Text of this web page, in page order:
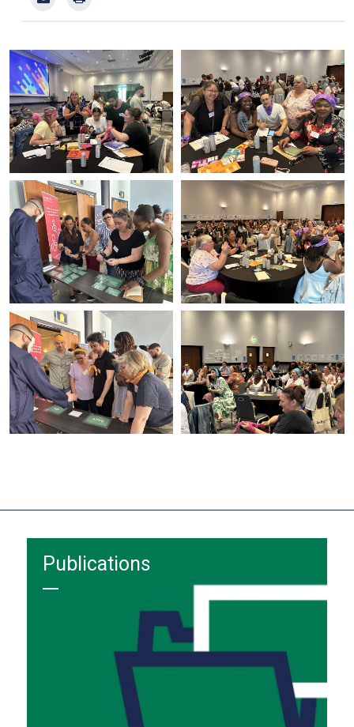
Publications